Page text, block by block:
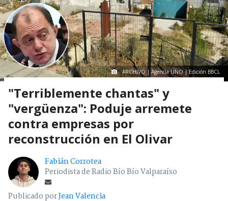
ARCHIVO | Agencia UNO | Edición BBCL
"Terriblemente chantas" y
"vergüenza": Poduje arremete
contra empresas por
reconstrucción en El Olivar
Fabián Corrotea
Periodista de Radio Bío Bío Valparaíso
Publicado porJean Valencia